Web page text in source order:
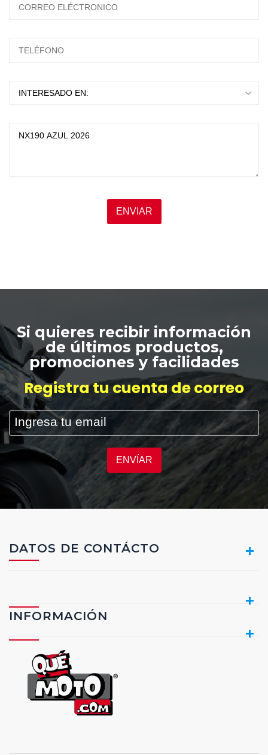
ENVIAR
Si quieres recibir información
de últimos productos,
promociones y facilidades
Registra tu cuenta de correo
ENVÍAR
DATOS DE CONTÁCTO
INFORMACIÓN